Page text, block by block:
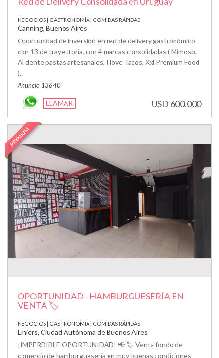
NEGOCIOS | GASTRONOMÍA | COMIDAS RÁPIDAS
Canning, Buenos Aires
Oportunidad de inversión en red de delivery gastronómico
con 13 de trayectoria. con 4 marcas consolidadas ( Mimoso,
Al dente pastas artesanales, I love Tacos, Xxl Premium Food
)...
Anuncio 13640
LLAMAR USD 600.000
OPORTUNIDAD - HAMBURGUESERÍA EN
VENTA 🏷️
PREMIUM
NEGOCIOS | GASTRONOMÍA | COMIDAS RÁPIDAS
Liniers, Ciudad Autónoma de Buenos Aires
¡IMPERDIBLE OPORTUNIDAD! 📢 🏷️ Venta fondo de
comercio de hamburguesería en muy buenas condiciones